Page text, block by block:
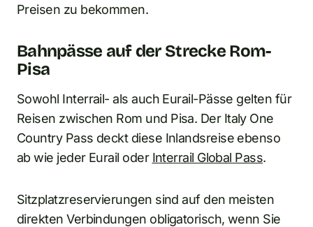
Preisen zu bekommen.
Bahnpässe auf der Strecke Rom-
Pisa
Sowohl Interrail- als auch Eurail-Pässe gelten für
Reisen zwischen Rom und Pisa. Der Italy One
Country Pass deckt diese Inlandsreise ebenso
ab wie jeder Eurail oder Interrail Global Pass.
Sitzplatzreservierungen sind auf den meisten
direkten Verbindungen obligatorisch, wenn Sie